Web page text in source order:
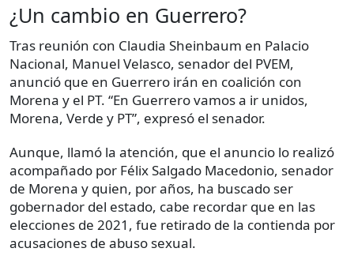
¿Un cambio en Guerrero?
Tras reunión con Claudia Sheinbaum en Palacio
Nacional, Manuel Velasco, senador del PVEM,
anunció que en Guerrero irán en coalición con
Morena y el PT. “En Guerrero vamos a ir unidos,
Morena, Verde y PT”, expresó el senador.
Aunque, llamó la atención, que el anuncio lo realizó
acompañado por Félix Salgado Macedonio, senador
de Morena y quien, por años, ha buscado ser
gobernador del estado, cabe recordar que en las
elecciones de 2021, fue retirado de la contienda por
acusaciones de abuso sexual.